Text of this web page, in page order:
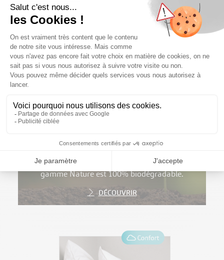
VOIR TOUS LES PRODUITS
Je suis éco-responsable !
Nos produits sont 100% recyclables, et notre
gamme Nature est 100% biodégradable.
DÉCOUVRIR